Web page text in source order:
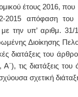
έτους 2016, που
2015 απόφαση του
την υπ’ αριθμ. 31/
Διοίκησης
διατάξεις του
τις διατάξεις
σχετική